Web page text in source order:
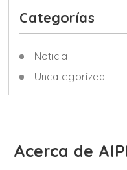
Categorías
Noticia
Uncategorized
Acerca de